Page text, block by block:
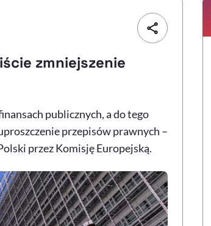
zmniejszenie
publicznych, a do tego
przepisów prawnych –
przez Komisję Europejską.